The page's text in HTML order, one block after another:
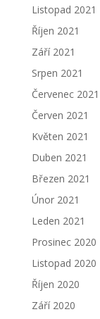
Listopad 2021
Říjen 2021
Září 2021
Srpen 2021
Červenec 2021
Červen 2021
Květen 2021
Duben 2021
Březen 2021
Únor 2021
Leden 2021
Prosinec 2020
Listopad 2020
Říjen 2020
Září 2020